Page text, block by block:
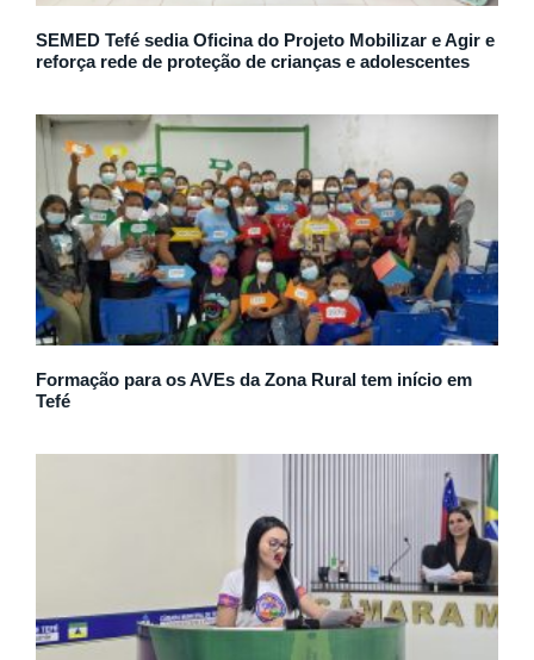
SEMED Tefé sedia Oficina do Projeto Mobilizar e Agir e
reforça rede de proteção de crianças e adolescentes
Formação para os AVEs da Zona Rural tem início em
Tefé